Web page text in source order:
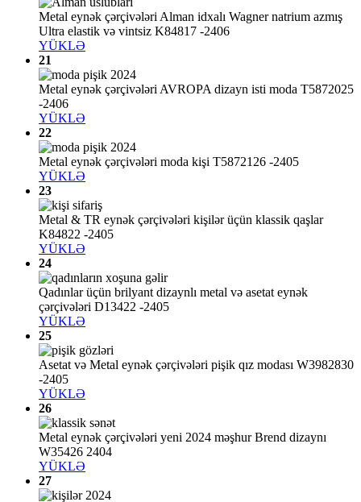
Metal eynək çərçivələri Alman idxalı Wagner natrium azmış
Ultra elastik və vintsiz K84817 -2406
YÜKLƏ
21
Metal eynək çərçivələri AVROPA dizayn isti moda T5872025
-2406
YÜKLƏ
22
Metal eynək çərçivələri moda kişi T5872126 -2405
YÜKLƏ
23
Metal & TR eynək çərçivələri kişilər üçün klassik qaşlar
K84822 -2405
YÜKLƏ
24
Qadınlar üçün brilyant dizaynlı metal və asetat eynək
çərçivələri D13422 -2405
YÜKLƏ
25
Asetat və Metal eynək çərçivələri pişik qız modası W3982830
-2405
YÜKLƏ
26
Metal eynək çərçivələri yeni 2024 məşhur Brend dizaynı
W35426 2404
YÜKLƏ
27